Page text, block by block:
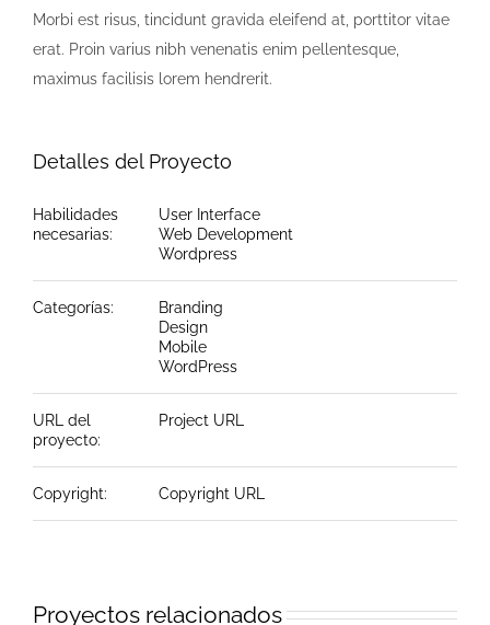
Morbi est risus, tincidunt gravida eleifend at, porttitor vitae
erat. Proin varius nibh venenatis enim pellentesque,
maximus facilisis lorem hendrerit.
Detalles del Proyecto
Habilidades
necesarias:
User Interface
Web Development
Wordpress
Categorías:
Branding
Design
Mobile
WordPress
URL del
proyecto:
Project URL
Copyright: Copyright URL
Proyectos relacionados